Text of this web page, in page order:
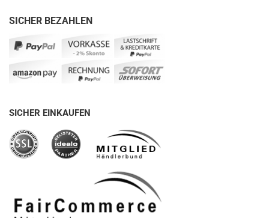
SICHER BEZAHLEN
SICHER EINKAUFEN